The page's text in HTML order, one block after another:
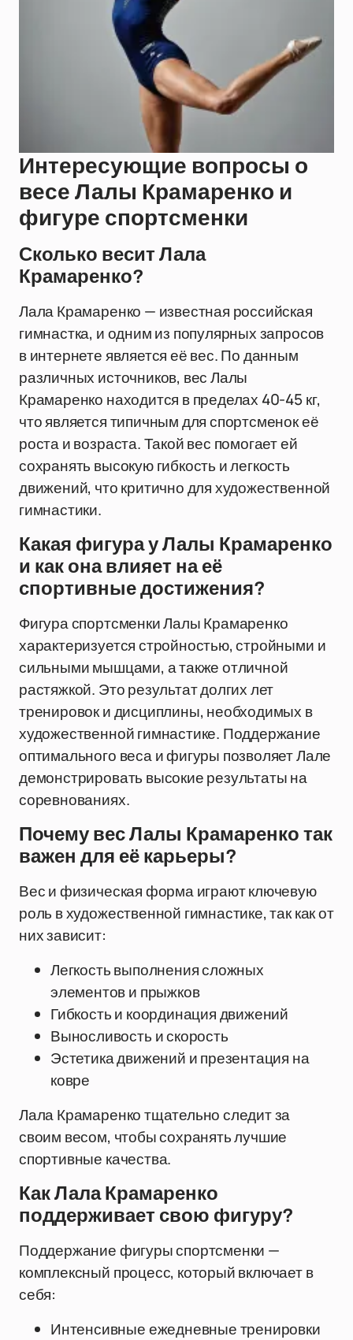
Интересующие вопросы о
весе Лалы Крамаренко и
фигуре спортсменки
Сколько весит Лала
Крамаренко?
Лала Крамаренко — известная российская
гимнастка, и одним из популярных запросов
в интернете является её вес. По данным
различных источников, вес Лалы
Крамаренко находится в пределах 40-45 кг,
что является типичным для спортсменок её
роста и возраста. Такой вес помогает ей
сохранять высокую гибкость и легкость
движений, что критично для художественной
гимнастики.
Какая фигура у Лалы Крамаренко
и как она влияет на её
спортивные достижения?
Фигура спортсменки Лалы Крамаренко
характеризуется стройностью, стройными и
сильными мышцами, а также отличной
растяжкой. Это результат долгих лет
тренировок и дисциплины, необходимых в
художественной гимнастике. Поддержание
оптимального веса и фигуры позволяет Лале
демонстрировать высокие результаты на
соревнованиях.
Почему вес Лалы Крамаренко так
важен для её карьеры?
Вес и физическая форма играют ключевую
роль в художественной гимнастике, так как от
них зависит:
Легкость выполнения сложных
элементов и прыжков
Гибкость и координация движений
Выносливость и скорость
Эстетика движений и презентация на
ковре
Лала Крамаренко тщательно следит за
своим весом, чтобы сохранять лучшие
спортивные качества.
Как Лала Крамаренко
поддерживает свою фигуру?
Поддержание фигуры спортсменки —
комплексный процесс, который включает в
себя:
Интенсивные ежедневные тренировки